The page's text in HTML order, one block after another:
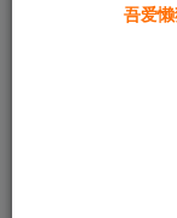
黄金会员
本站所有资
本站资源
吾爱